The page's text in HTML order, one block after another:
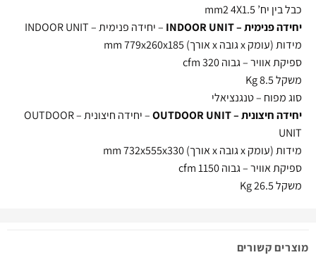
כבל בין יח’ mm2 4X1.5
יחידה פנימית – INDOOR UNIT
– יחידה פנימית – INDOOR UNIT
מידות (עומק x גובה x אורך) mm 779x260x185
ספיקת אוויר – גבוה cfm 320
משקל Kg 8.5
סוג מפוח – טנגנציאלי
יחידה חיצונית – OUTDOOR UNIT
– יחידה חיצונית – OUTDOOR
UNIT
מידות (עומק x גובה x אורך) mm 732x555x330
ספיקת אוויר – גבוה cfm 1150
משקל Kg 26.5
מוצרים קשורים